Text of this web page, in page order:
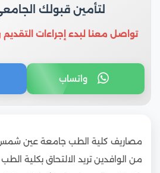
لتأمين قبولك
تواصل معنا لبدء إجراءات
واتساب
مصاريف كلية الطب جامعة عين شمس
من الوافدين تريد الالتحاق بكلية